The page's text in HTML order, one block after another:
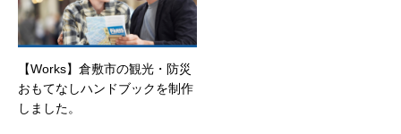
【Works】倉敷市の観光・防災
おもてなしハンドブックを制作
しました。